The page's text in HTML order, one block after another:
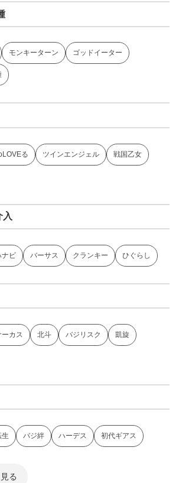
モンキーターン ゴッドイーター
る ツインエンジェル 戦国乙女
入
ナビ バーサス クランキー ひぐらし
カス 北斗 バジリスク 凱旋
生 バジ絆 ハーデス 初代ギアス
る